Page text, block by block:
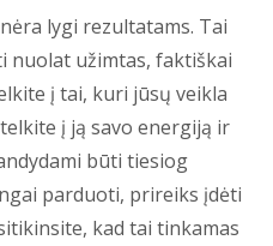
lygi rezultatams. Tai
nuolat užimtas, faktiškai
į tai, kuri jūsų veikla
į ją savo energiją ir
būti tiesiog
parduoti, prireiks įdėti
kad tai tinkamas